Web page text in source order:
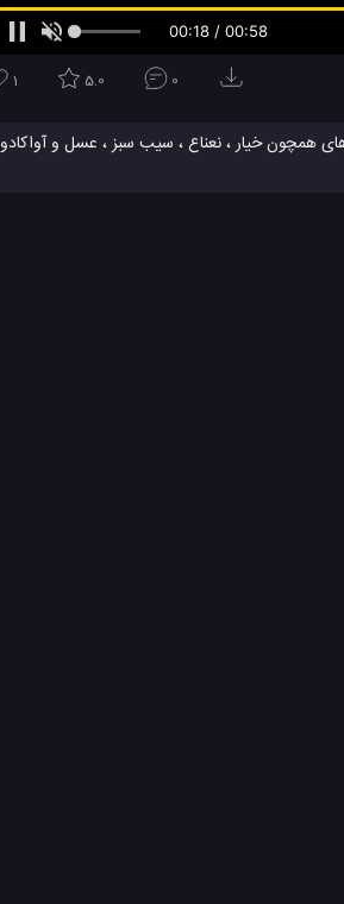
00:19 / 00:58
1 5.0 0
همچون خیار ، نعناع ، سیب سبز ، عسل و آواکادو